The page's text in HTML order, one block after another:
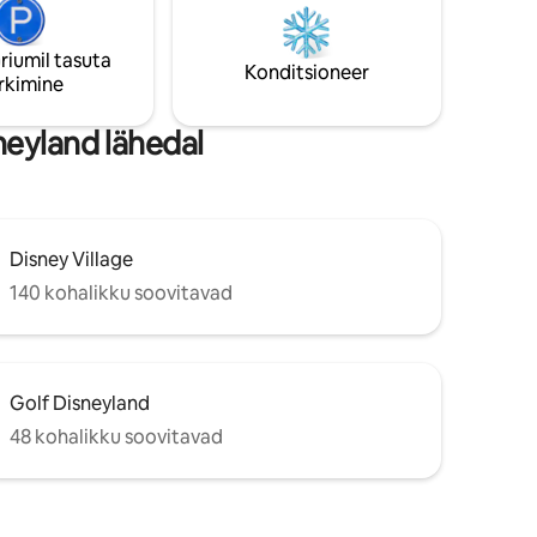
varustatud köök sobib ideaalselt heade
väikeste roogade valmistamiseks ja laua
ümber kohtumiseks. Varsti näeme!
tasuta
Konditsioneer
lähedal
Disney Village
140 kohalikku soovitavad
Golf Disneyland
48 kohalikku soovitavad